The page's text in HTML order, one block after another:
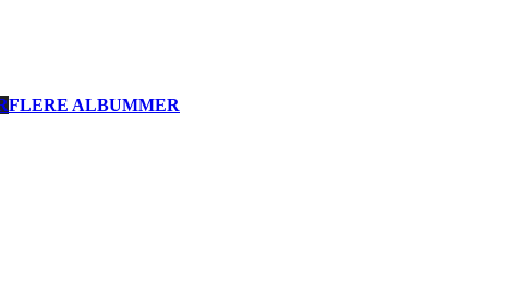
FLERE ALBUMMER